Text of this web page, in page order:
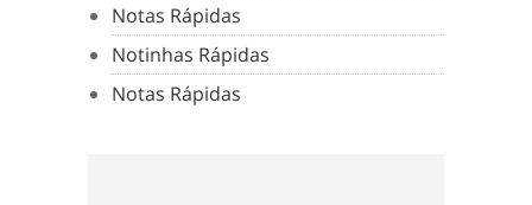
Notas Rápidas
Notinhas Rápidas
Notas Rápidas